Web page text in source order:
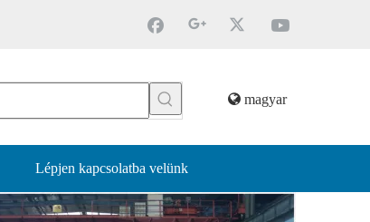
magyar
Lépjen kapcsolatba velünk